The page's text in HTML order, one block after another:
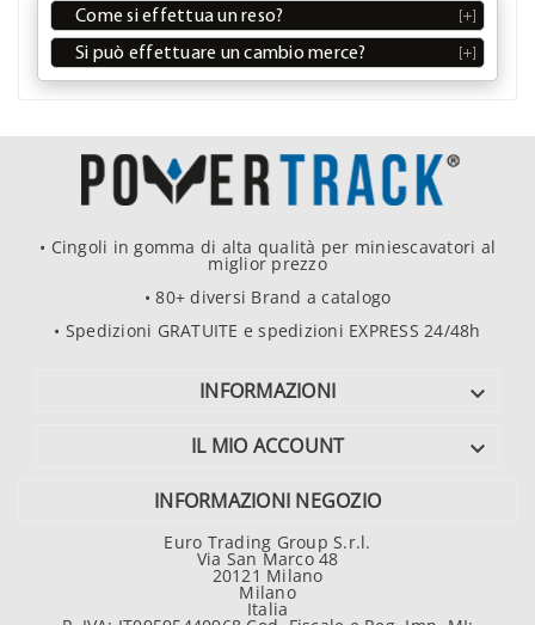
Come si effettua un reso?
Si può effettuare un cambio merce?
• Cingoli in gomma di alta qualità per miniescavatori al
miglior prezzo
• 80+ diversi Brand a catalogo
• Spedizioni GRATUITE e spedizioni EXPRESS 24/48h
INFORMAZIONI 
IL MIO ACCOUNT 
INFORMAZIONI NEGOZIO
Euro Trading Group S.r.l.
Via San Marco 48
20121 Milano
Milano
Italia